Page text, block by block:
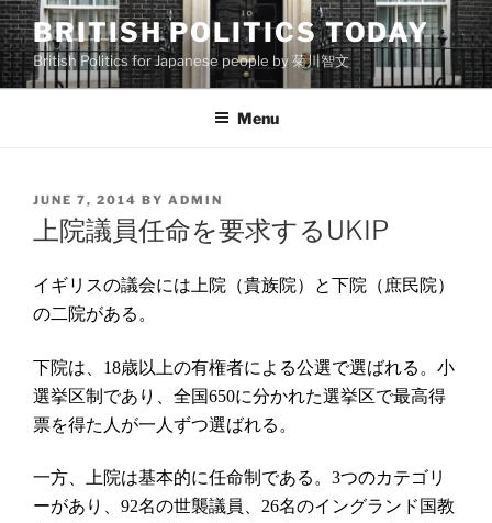
Skip
to
content
BRITISH POLITICS TODAY
British Politics for Japanese people by 菊川智文
Menu
POSTED
ON
JUNE 7, 2014 BY ADMIN
上院議員任命を要求するUKIP
イギリスの議会には上院（貴族院）と下院（庶民院）
の二院がある。
下院は、 18歳以上の有権者による公選で選ばれる。小
選挙区制であり、全国650に分かれた選挙区で最高得
票を得た人が一人ずつ選ばれる。
一方、上院は基本的に任命制である。 3つのカテゴリ
ーがあり、 92名の世襲議員、 26名のイングランド国教